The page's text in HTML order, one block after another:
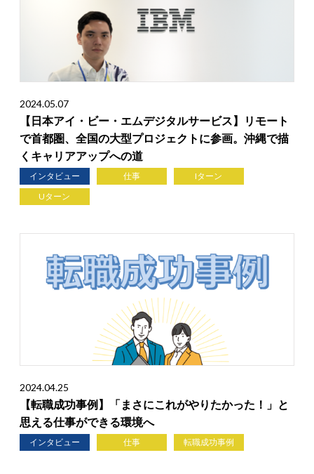
2024.05.07
【日本アイ・ビー・エムデジタルサービス】リモート
で首都圏、全国の大型プロジェクトに参画。沖縄で描
くキャリアアップへの道
インタビュー 仕事
Iターン
Uターン
2024.04.25
【転職成功事例】「まさにこれがやりたかった！」と
思える仕事ができる環境へ
インタビュー 仕事 転職成功事例